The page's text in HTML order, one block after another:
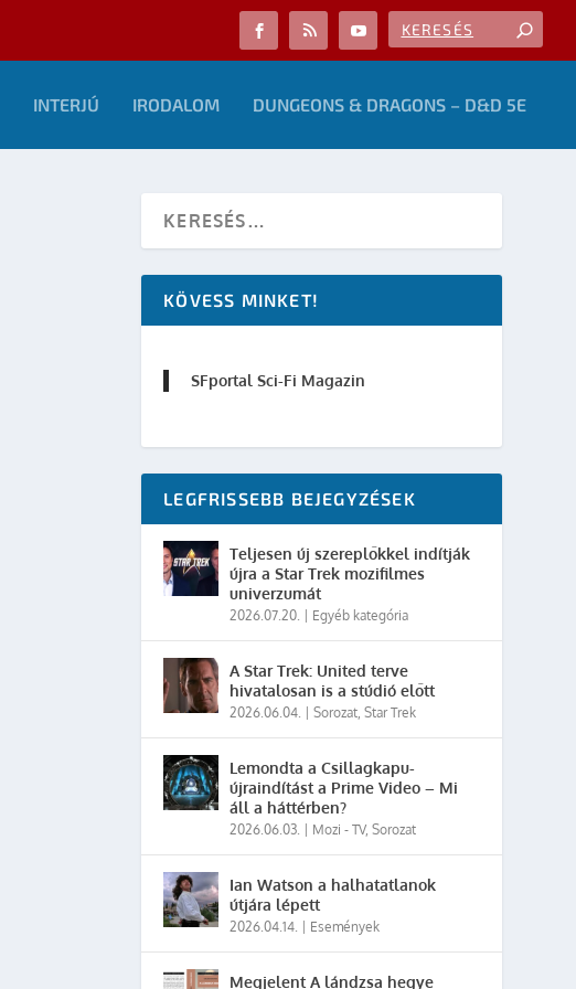
INTERJÚ IRODALOM DUNGEONS & DRAGONS – D&D 5E
KÖVESS MINKET!
SFportal Sci-Fi Magazin
LEGFRISSEBB BEJEGYZÉSEK
Teljesen új szereplőkkel indítják
újra a Star Trek mozifilmes
univerzumát
2026.07.20. Egyéb kategória
A Star Trek: United terve
hivatalosan is a stúdió előtt
2026.06.04. |Sorozat,Star Trek
Lemondta a Csillagkapu-
újraindítást a Prime Video – Mi
áll a háttérben?
2026.06.03. Mozi - TV,Sorozat
Ian Watson a halhatatlanok
útjára lépett
2026.04.14. Események
Megjelent A lándzsa hegye